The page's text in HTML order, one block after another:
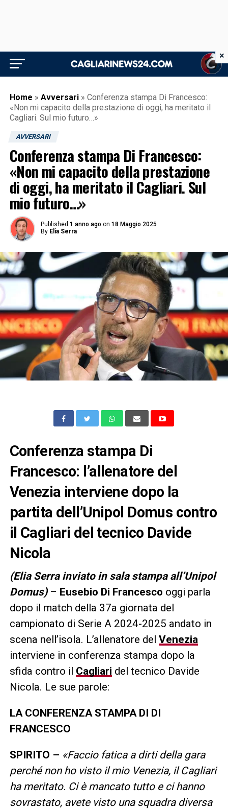
Home » Avversari » Conferenza stampa Di Francesco:
«Non mi capacito della prestazione di oggi, ha meritato il
Cagliari. Sul mio futuro…»
AVVERSARI
Conferenza stampa Di Francesco:
«Non mi capacito della prestazione
di oggi, ha meritato il Cagliari. Sul
mio futuro…»
Published 1 anno ago on 18 Maggio 2025
By Elia Serra
Conferenza stampa Di
Francesco: l’allenatore del
Venezia interviene dopo la
partita dell’Unipol Domus contro
il Cagliari del tecnico Davide
Nicola
(Elia Serra inviato in sala stampaall’Unipol
Domus)– Eusebio Di Francesco oggi parla
dopo il match della 37a giornata del
campionato di Serie A 2024-2025 andato in
scena nell’isola. L’allenatore del Venezia
interviene in conferenza stampa dopo la
sfida contro il Cagliari del tecnico Davide
Nicola. Le sue parole:
LA CONFERENZA STAMPA DI DI
FRANCESCO
SPIRITO – «Faccio fatica a dirti della gara
perché non ho visto il mio Venezia, il Cagliari
ha meritato. Ci è mancato tutto e ci hanno
sovrastato, avete visto una squadra diversa
×